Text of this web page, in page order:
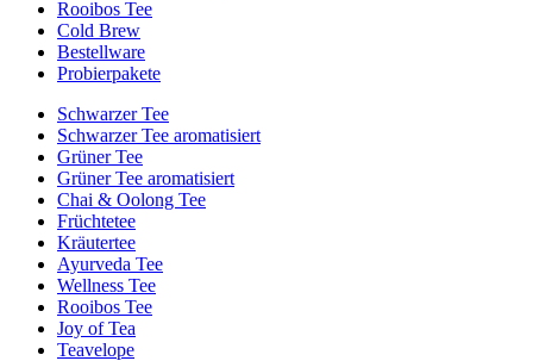
Rooibos Tee
Cold Brew
Bestellware
Probierpakete
Schwarzer Tee
Schwarzer Tee aromatisiert
Grüner Tee
Grüner Tee aromatisiert
Chai & Oolong Tee
Früchtetee
Kräutertee
Ayurveda Tee
Wellness Tee
Rooibos Tee
Joy of Tea
Teavelope